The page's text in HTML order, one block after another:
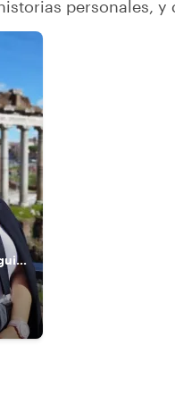
personales,
The travel's fun-tastic guide to exploring Malta!